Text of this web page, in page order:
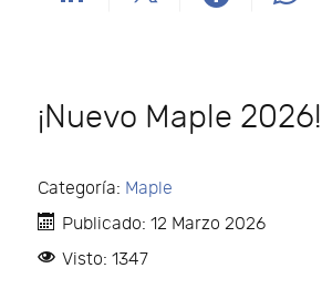
¡Nuevo Maple 2026!
Categoría: Maple
Publicado: 12 Marzo 2026
Visto: 1347